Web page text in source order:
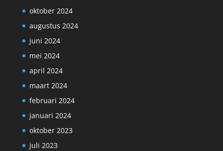
oktober 2024
augustus 2024
juni 2024
mei 2024
april 2024
maart 2024
februari 2024
januari 2024
oktober 2023
juli 2023